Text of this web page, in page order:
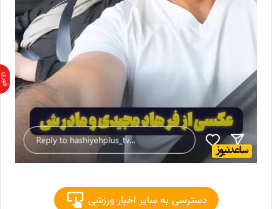
دسترسی به سایر اخبار ورزشی